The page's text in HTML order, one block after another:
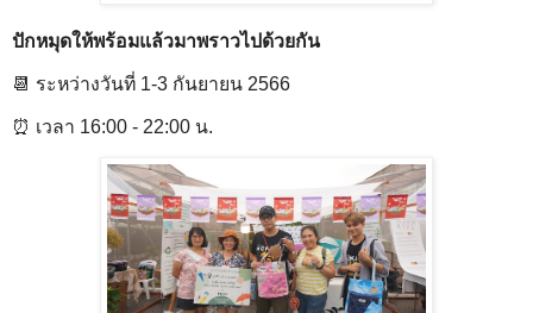
ปักหมุดให้พร้อมแล้วมาพราวไปด้วยกัน
📆 ระหว่างวันที่ 1-3 กันยายน 2566
⏰ เวลา 16:00 - 22:00 น.